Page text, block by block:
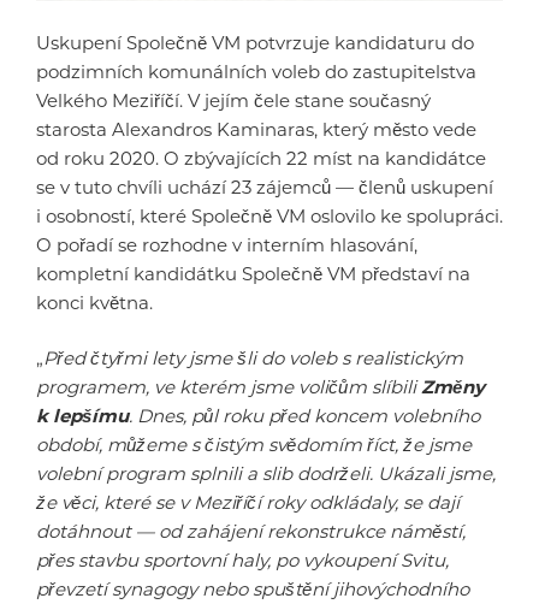
Uskupení Společně VM potvrzuje kandidaturu do
podzimních komunálních voleb do zastupitelstva
Velkého Meziříčí. V jejím čele stane současný
starosta Alexandros Kaminaras, který město vede
od roku 2020. O zbývajících 22 míst na kandidátce
se v tuto chvíli uchází 23 zájemců — členů uskupení
i osobností, které Společně VM oslovilo ke spolupráci.
O pořadí se rozhodne v interním hlasování,
kompletní kandidátku Společně VM představí na
konci května.
„Před čtyřmi lety jsme šli do voleb s realistickým
programem, ve kterém jsme voličům slíbiliZměny
k lepšímu. Dnes, půl roku před koncem volebního
období, můžeme s čistým svědomím říct, že jsme
volební program splnili a slib dodrželi. Ukázali jsme,
že věci, které se v Meziříčí roky odkládaly, se dají
dotáhnout — od zahájení rekonstrukce náměstí,
přes stavbu sportovní haly, po vykoupení Svitu,
převzetí synagogy nebo spuštění jihovýchodního